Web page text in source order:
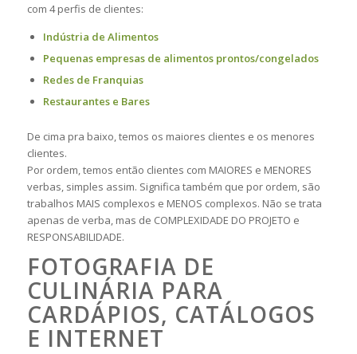
com 4 perfis de clientes:
Indústria de Alimentos
Pequenas empresas de alimentos prontos/congelados
Redes de Franquias
Restaurantes e Bares
De cima pra baixo, temos os maiores clientes e os menores
clientes.
Por ordem, temos então clientes com MAIORES e MENORES
verbas, simples assim. Significa também que por ordem, são
trabalhos MAIS complexos e MENOS complexos. Não se trata
apenas de verba, mas de COMPLEXIDADE DO PROJETO e
RESPONSABILIDADE.
FOTOGRAFIA DE
CULINÁRIA PARA
CARDÁPIOS, CATÁLOGOS
E INTERNET